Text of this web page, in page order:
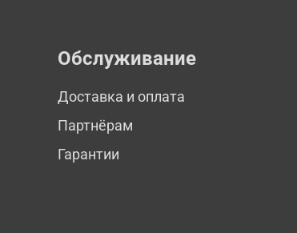
Обслуживание
Доставка и оплата
Партнёрам
Гарантии